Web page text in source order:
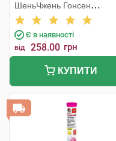
ШеньЧжень Гонсен
Байоледжі Індастрі Ко. Лтд
Є в наявності
від 258.00 грн
КУПИТИ